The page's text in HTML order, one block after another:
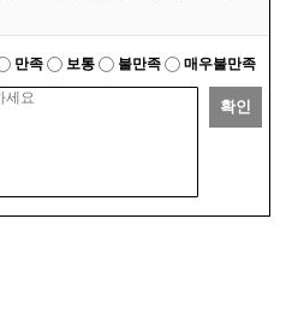
만족 보통 불만족 매우불만족
확인